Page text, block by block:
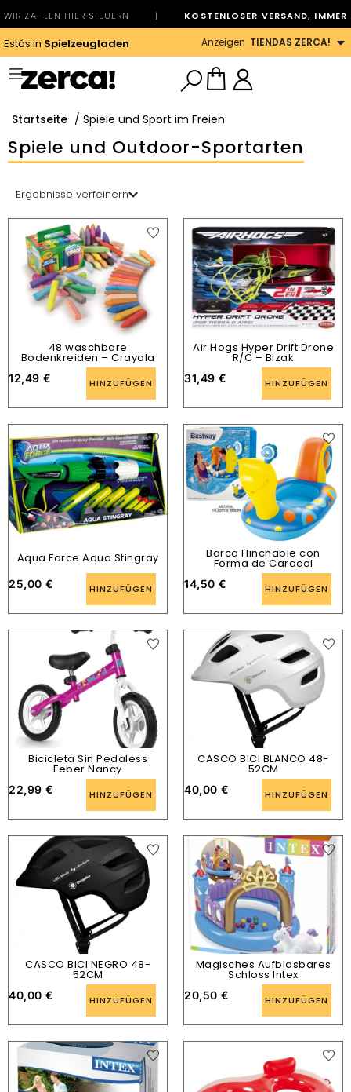
WIR ZAHLEN HIER STEUERN | KOSTENLOSER VERSAND, IMMER
Estás in Spielzeugladen Anzeigen TIENDAS ZERCA!
Startseite / Spiele und Sport im Freien
Spiele und Outdoor-Sportarten
Ergebnisse verfeinern
48 waschbare
Bodenkreiden – Crayola
12,49 € HINZUFÜGEN
Air Hogs Hyper Drift Drone
R/C – Bizak
31,49 € HINZUFÜGEN
Aqua Force Aqua Stingray
25,00 € HINZUFÜGEN
Barca Hinchable con
Forma de Caracol
14,50 € HINZUFÜGEN
Bicicleta Sin Pedaless
Feber Nancy
22,99 € HINZUFÜGEN
CASCO BICI BLANCO 48-
52CM
40,00 € HINZUFÜGEN
CASCO BICI NEGRO 48-
52CM
40,00 € HINZUFÜGEN
Magisches Aufblasbares
Schloss Intex
20,50 € HINZUFÜGEN